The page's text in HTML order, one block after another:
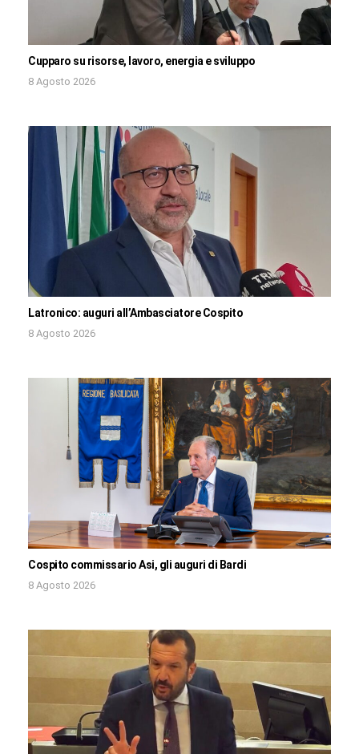
Cupparo su risorse, lavoro, energia e sviluppo
8 Agosto 2026
Latronico: auguri all’Ambasciatore Cospito
8 Agosto 2026
Cospito commissario Asi, gli auguri di Bardi
8 Agosto 2026